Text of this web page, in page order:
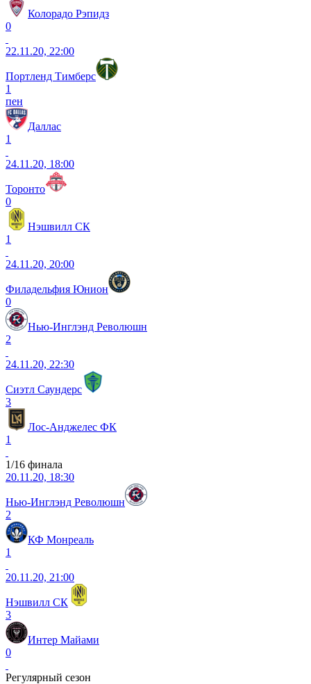
Колорадо Рэпидз
0
22.11.20, 22:00
Портленд Тимберс
1
пен
Даллас
1
24.11.20, 18:00
Торонто
0
Нэшвилл СК
1
24.11.20, 20:00
Филадельфия Юнион
0
Нью-Инглэнд Революшн
2
24.11.20, 22:30
Сиэтл Саундерс
3
Лос-Анджелес ФК
1
1/16 финала
20.11.20, 18:30
Нью-Инглэнд Революшн
2
КФ Монреаль
1
20.11.20, 21:00
Нэшвилл СК
3
Интер Майами
0
Регулярный сезон